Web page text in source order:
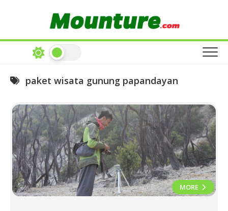
paket wisata gunung papandayan
MORE